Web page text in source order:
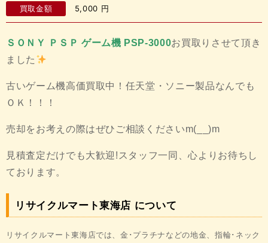
買取金額 5,000 円
ＳＯＮＹ ＰＳＰ ゲーム機 PSP-3000お買取りさせて頂き
ました
古いゲーム機高価買取中！任天堂・ソニー製品なんでも
ＯＫ！！！
売却をお考えの際はぜひご相談くださいm(__)m
見積査定だけでも大歓迎!スタッフ一同、心よりお待ちし
ております。
リサイクルマート東海店 について
リサイクルマート東海店では、金･プラチナなどの地金、 指輪･ネック